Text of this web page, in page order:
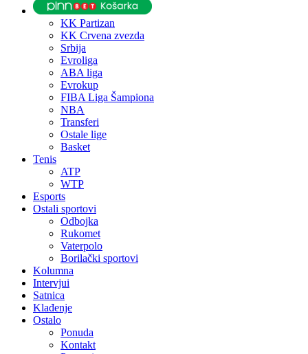
KK Partizan
KK Crvena zvezda
Srbija
Evroliga
ABA liga
Evrokup
FIBA Liga Šampiona
NBA
Transferi
Ostale lige
Basket
Tenis
ATP
WTP
Esports
Ostali sportovi
Odbojka
Rukomet
Vaterpolo
Borilački sportovi
Kolumna
Intervjui
Satnica
Klađenje
Ostalo
Ponuda
Kontakt